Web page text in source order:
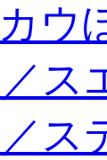
ウ
ス
ス